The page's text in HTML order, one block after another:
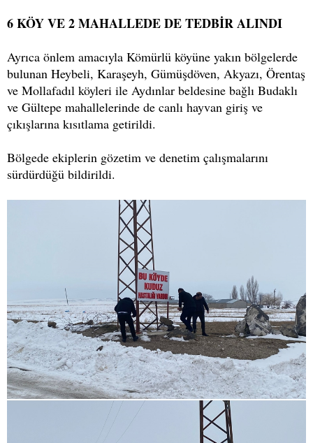
6 KÖY VE 2 MAHALLEDE DE TEDBİR ALINDI
Ayrıca önlem amacıyla Kömürlü köyüne yakın bölgelerde
bulunan Heybeli, Karaşeyh, Gümüşdöven, Akyazı, Örentaş
ve Mollafadıl köyleri ile Aydınlar beldesine bağlı Budaklı
ve Gültepe mahallelerinde de canlı hayvan giriş ve
çıkışlarına kısıtlama getirildi.
Bölgede ekiplerin gözetim ve denetim çalışmalarını
sürdürdüğü bildirildi.